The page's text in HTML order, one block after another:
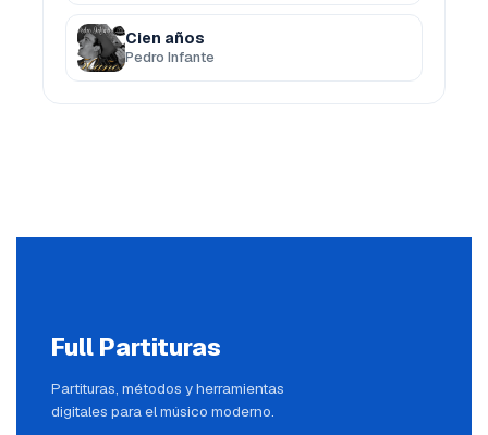
Cien años
Pedro Infante
Full Partituras
Partituras, métodos y herramientas
digitales para el músico moderno.